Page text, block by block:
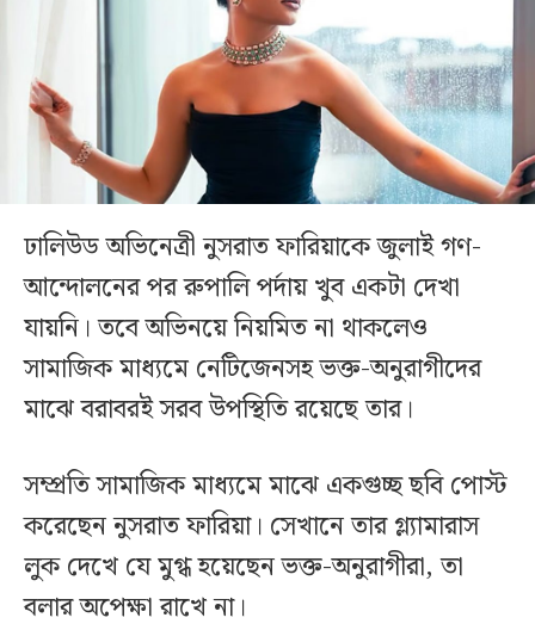
ঢালিউড অভিনেত্রী নুসরাত ফারিয়াকে জুলাই গণ-
আন্দোলনের পর রুপালি পর্দায় খুব একটা দেখা
যায়নি। তবে অভিনয়ে নিয়মিত না থাকলেও
সামাজিক মাধ্যমে নেটিজেনসহ ভক্ত-অনুরাগীদের
মাঝে বরাবরই সরব উপস্থিতি রয়েছে তার।
সম্প্রতি সামাজিক মাধ্যমে মাঝে একগুচ্ছ ছবি পোস্ট
করেছেন নুসরাত ফারিয়া। সেখানে তার গ্ল্যামারাস
লুক দেখে যে মুগ্ধ হয়েছেন ভক্ত-অনুরাগীরা, তা
বলার অপেক্ষা রাখে না।